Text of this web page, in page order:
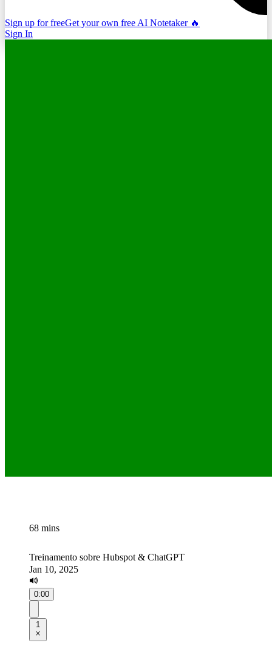
Sign up for freeGet your own free AI Notetaker 🔥
Sign In
68 mins
Treinamento sobre Hubspot & ChatGPT
Jan 10, 2025
0:00
1